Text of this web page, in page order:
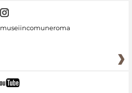
museiincomuneroma